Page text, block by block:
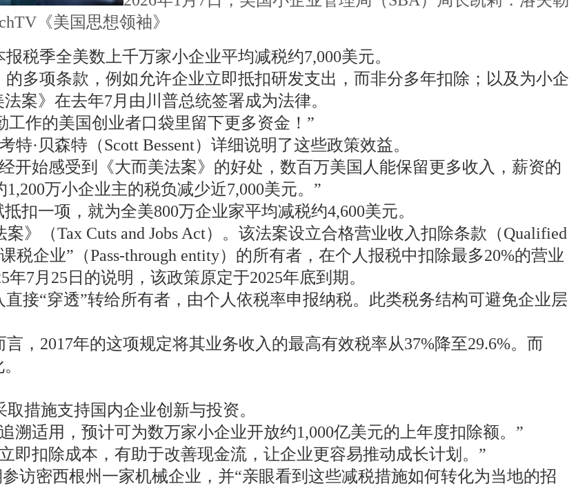
《美国思想领袖》
税季全美数上千万家小企业平均减税约7,000美元。
多项条款，例如允许企业立即抵扣研发支出，而非分多年扣除；以及为小企
案》在去年7月由川普总统签署成为法律。
作的美国创业者口袋里留下更多资金！”
·贝森特（Scott Bessent）详细说明了这些政策效益。
开始感受到《大而美法案》的好处，数百万美国人能保留更多收入，薪资的
万小企业主的税负减少近7,000美元。”
扣一项，就为全美800万企业家平均减税约4,600美元。
》（Tax Cuts and Jobs Act）。该法案设立合格营业收入扣除条款（Qualified
税企业”（Pass-through entity）的所有者，在个人报税中扣除最多20%的营业
7月25日的说明，该政策原定于2025年底到期。
接“穿透”转给所有者，由个人依税率申报纳税。此类税务结构可避免企业层
，2017年的这项规定将其业务收入的最高有效税率从37%降至29.6%。而
措施支持国内企业创新与投资。
溯适用，预计可为数万家小企业开放约1,000亿美元的上年度扣除额。”
即扣除成本，有助于改善现金流，让企业更容易推动成长计划。”
访密西根州一家机械企业，并“亲眼看到这些减税措施如何转化为当地的招